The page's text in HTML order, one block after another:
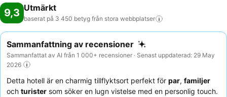
9,3 Utmärkt
baserat på 3 450 betyg från stora webbplatser
Sammanfattning av recensioner
Sammanfattat av AI från 1 000+ recensioner · Senast uppdaterad: 29 May
2026
Detta hotell är en charmig tillflyktsort perfekt för par, familjer
och turister som söker en lugn vistelse med en personlig touch.